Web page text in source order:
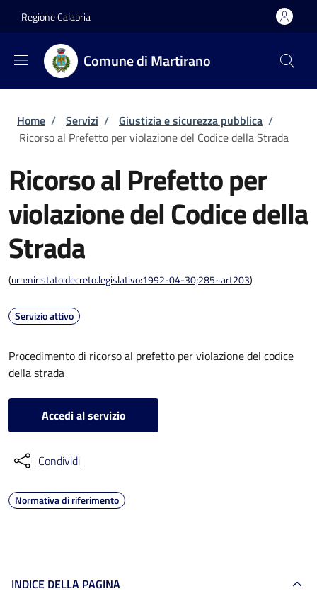
Regione Calabria
Comune di Martirano
Briciole di pane
Home / Servizi / Giustizia e sicurezza pubblica /
Ricorso al Prefetto per violazione del Codice della Strada
Ricorso al Prefetto per
violazione del Codice della
Strada
(urn:nir:stato:decreto.legislativo:1992-04-30;285~art203)
Servizio attivo
Procedimento di ricorso al prefetto per violazione del codice
della strada
Accedi al servizio
Condividi
Normativa di riferimento
INDICE DELLA PAGINA